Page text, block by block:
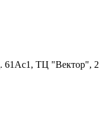
61Ас1, ТЦ "Вектор", 2